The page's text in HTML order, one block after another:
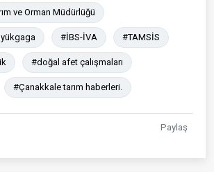
ve Orman Müdürlüğü
#İBS-İVA #TAMSİS
#doğal afet çalışmaları
#Çanakkale tarım haberleri.
Paylaş